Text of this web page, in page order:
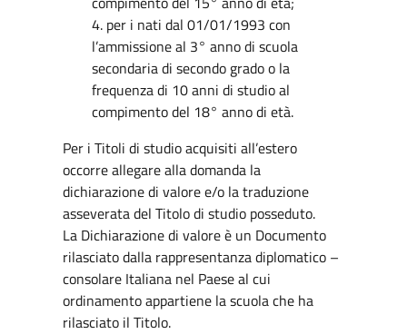
4. per i nati dal 01/01/1993 con
l’ammissione al 3° anno di scuola
secondaria di secondo grado o la
frequenza di 10 anni di studio al
compimento del 18° anno di età.
Per i Titoli di studio acquisiti all’estero
occorre allegare alla domanda la
dichiarazione di valore e/o la traduzione
asseverata del Titolo di studio posseduto.
La Dichiarazione di valore è un Documento
rilasciato dalla rappresentanza diplomatico –
consolare Italiana nel Paese al cui
ordinamento appartiene la scuola che ha
rilasciato il Titolo.